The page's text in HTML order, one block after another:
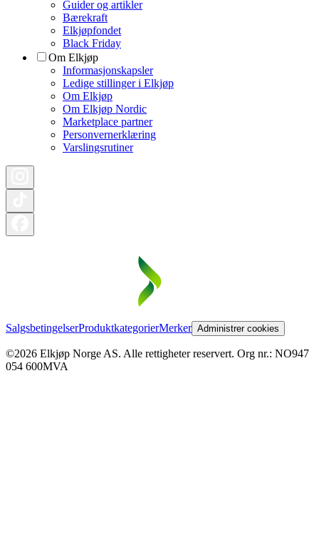
Guider og artikler
Bærekraft
Elkjøpfondet
Black Friday
Om Elkjøp
Informasjonskapsler
Ledige stillinger i Elkjøp
Om Elkjøp
Om Elkjøp Nordic
Marketplace partner
Personvernerklæring
Varslingsrutiner
SalgsbetingelserProduktkategorierMerker Administrer cookies
©2026 Elkjøp Norge AS. Alle rettigheter reservert. Org nr.: NO947
054 600MVA